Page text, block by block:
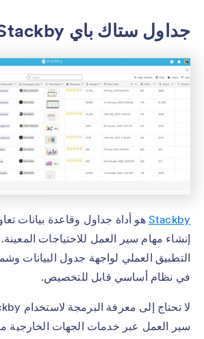
جداول ستاك باي Stackby
Stackby هو أداة جداول وقاعدة بيانات
إنشاء مهام سير العمل للاحتياجات
التطبيق العملي لواجهة جدول البيانات
في نظام أساسي قابل للتخصيص.